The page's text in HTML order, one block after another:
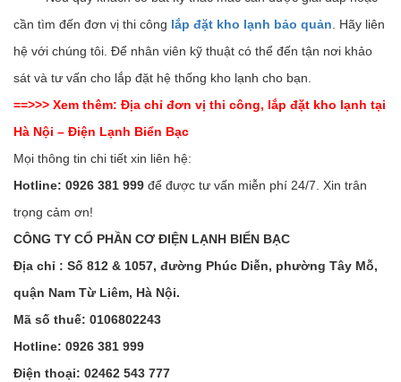
cần tìm đến đơn vị thi công lắp đặt kho lạnh bảo quản . Hãy liên
hệ với chúng tôi. Để nhân viên kỹ thuật có thể đến tận nơi khảo
sát và tư vấn cho lắp đặt hệ thống kho lạnh cho bạn.
==>>> Xem thêm: Địa chỉ đơn vị thi công, lắp đặt kho lạnh tại
Hà Nội – Điện Lạnh Biển Bạc
Mọi thông tin chi tiết xin liên hệ:
Hotline: 0926 381 999 để được tư vấn miễn phí 24/7. Xin trân
trọng cảm ơn!
CÔNG TY CỔ PHẦN CƠ ĐIỆN LẠNH BIỂN BẠC
Địa chỉ : Số 812 & 1057, đường Phúc Diễn, phường Tây Mỗ,
quận Nam Từ Liêm, Hà Nội.
Mã số thuế: 0106802243
Hotline: 0926 381 999
Điện thoại: 02462 543 777